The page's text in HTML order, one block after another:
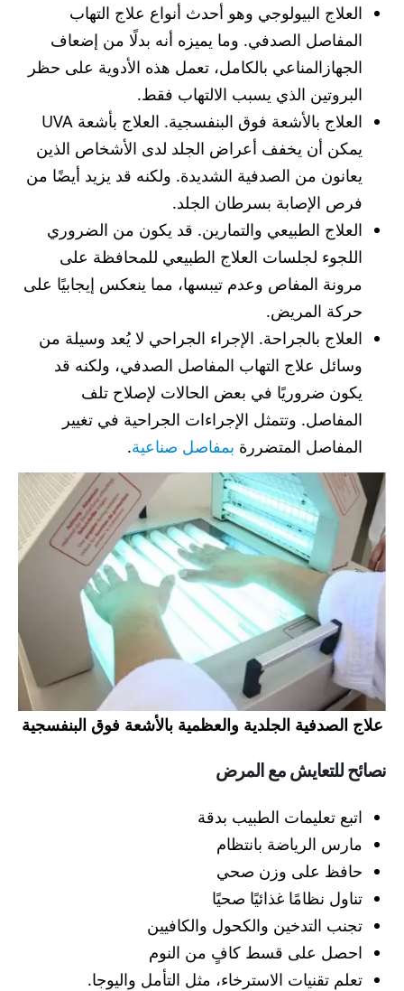
العلاج البيولوجي وهو أحدث أنواع علاج التهاب
المفاصل الصدفي. وما يميزه أنه بدلًا من إضعاف
الجهازالمناعي بالكامل، تعمل هذه الأدوية على حظر
البروتين الذي يسبب الالتهاب فقط.
العلاج بالأشعة فوق البنفسجية. العلاج بأشعة UVA
يمكن أن يخفف أعراض الجلد لدى الأشخاص الذين
يعانون من الصدفية الشديدة. ولكنه قد يزيد أيضًا من
فرص الإصابة بسرطان الجلد.
العلاج الطبيعي والتمارين. قد يكون من الضروري
اللجوء لجلسات العلاج الطبيعي للمحافظة على
مرونة المفاص وعدم تيبسها، مما ينعكس إيجابيًا على
حركة المريض.
العلاج بالجراحة. الإجراء الجراحي لا يُعد وسيلة من
وسائل علاج التهاب المفاصل الصدفي، ولكنه قد
يكون ضروريًا في بعض الحالات لإصلاح تلف
المفاصل. وتتمثل الإجراءات الجراحية في تغيير
المفاصل المتضررة بمفاصل صناعية.
علاج الصدفية الجلدية والعظمية بالأشعة فوق البنفسجية
نصائح للتعايش مع المرض
اتبع تعليمات الطبيب بدقة
مارس الرياضة بانتظام
حافظ على وزن صحي
تناول نظامًا غذائيًا صحيًا
تجنب التدخين والكحول والكافيين
احصل على قسط كافٍ من النوم
تعلم تقنيات الاسترخاء، مثل التأمل واليوجا.